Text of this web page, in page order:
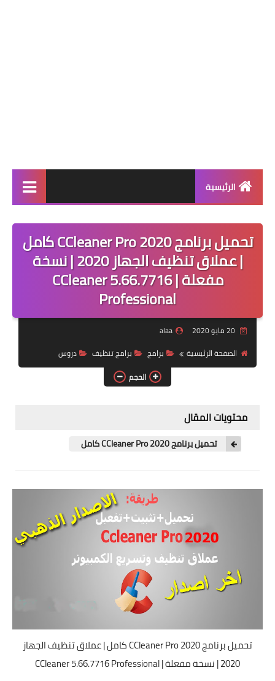
الرئيسية
تحميل
تفعيل
ويندوز للاجهزة الضعيفة
شروحات
تطبيقات اندرويد
روق جهازك
العاب
حماية
تحميل برنامج CCleaner Pro 2020 كامل
| عملاق تنظيف الجهاز 2020 | نسخة
مفعلة | CCleaner 5.66.7716
Professional
20 مايو 2020
alaa
الصفحة الرئيسية
برامج برامج تنظيف
دروس
الحجم
محتويات المقال
تحميل برنامج CCleaner Pro 2020 كامل
تحميل برنامج CCleaner Pro 2020 كامل | عملاق تنظيف الجهاز
2020 | نسخة مفعلة | CCleaner 5.66.7716 Professional